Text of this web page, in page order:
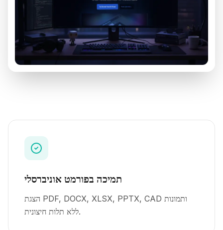
תמיכה בפורמט אוניברסלי
הצגת PDF, DOCX, XLSX, PPTX, CAD ותמונות
ללא תלות חיצונית.